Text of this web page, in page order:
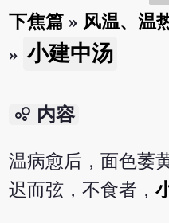
下焦篇 » 风温、温
» 小建中汤
bubble_chart 内容
温病愈后，面色萎
迟而弦，不食者，